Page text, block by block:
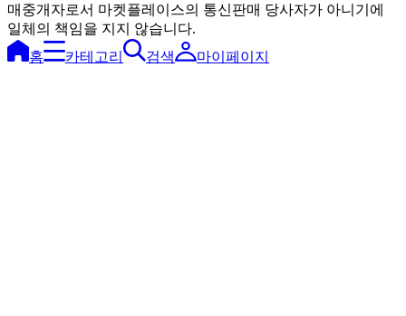
매중개자로서 마켓플레이스의 통신판매 당사자가 아니기에
일체의 책임을 지지 않습니다.
홈
카테고리 검색 마이페이지